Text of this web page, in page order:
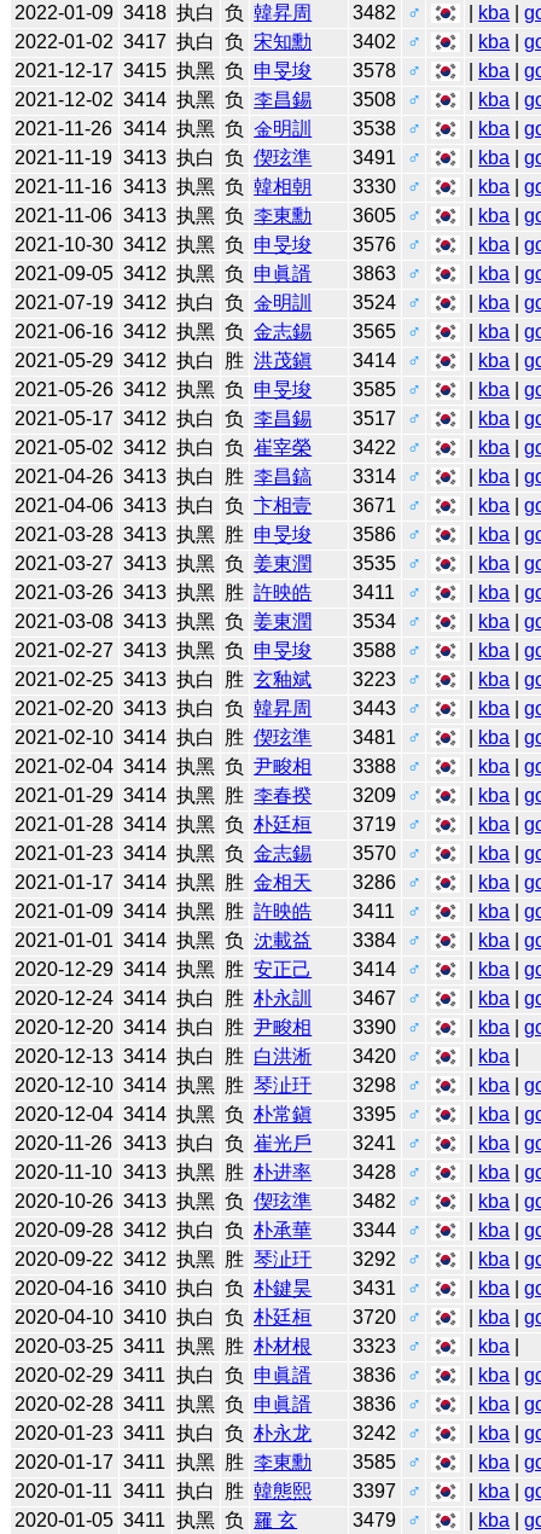
2022-01-09 3418 执白 负 韓昇周 3482 ♂ kba |
2022-01-02 3417 执白 负 宋知勳 3402 ♂ kba |
2021-12-17 3415 执黑 负 申旻埈 3578 ♂ kba |
2021-12-02 3414 执黑 负 李昌錫 3508 ♂ kba |
2021-11-26 3414 执黑 负 金明訓 3538 ♂ kba |
2021-11-19 3413 执白 负 偰玹準 3491 ♂ kba |
2021-11-16 3413 执黑 负 韓相朝 3330 ♂ kba |
2021-11-06 3413 执黑 负 李東勳 3605 ♂ kba |
2021-10-30 3412 执黑 负 申旻埈 3576 ♂ kba |
2021-09-05 3412 执黑 负 申眞諝 3863 ♂ kba |
2021-07-19 3412 执白 负 金明訓 3524 ♂ kba |
2021-06-16 3412 执黑 负 金志錫 3565 ♂ kba |
2021-05-29 3412 执白 胜 洪茂鎭 3414 ♂ kba |
2021-05-26 3412 执黑 负 申旻埈 3585 ♂ kba |
2021-05-17 3412 执白 负 李昌錫 3517 ♂ kba |
2021-05-02 3412 执白 负 崔宰榮 3422 ♂ kba |
2021-04-26 3413 执白 胜 李昌鎬 3314 ♂ kba |
2021-04-06 3413 执白 负 卞相壹 3671 ♂ kba |
2021-03-28 3413 执黑 胜 申旻埈 3586 ♂ kba |
2021-03-27 3413 执黑 负 姜東潤 3535 ♂ kba |
2021-03-26 3413 执黑 胜 許映皓 3411 ♂ kba |
2021-03-08 3413 执黑 负 姜東潤 3534 ♂ kba |
2021-02-27 3413 执黑 负 申旻埈 3588 ♂ kba |
2021-02-25 3413 执白 胜 玄釉斌 3223 ♂ kba |
2021-02-20 3413 执白 负 韓昇周 3443 ♂ kba |
2021-02-10 3414 执白 胜 偰玹準 3481 ♂ kba |
2021-02-04 3414 执黑 负 尹畯相 3388 ♂ kba |
2021-01-29 3414 执黑 胜 李春揆 3209 ♂ kba |
2021-01-28 3414 执黑 负 朴廷桓 3719 ♂ kba |
2021-01-23 3414 执黑 负 金志錫 3570 ♂ kba |
2021-01-17 3414 执黑 胜 金相天 3286 ♂ kba |
2021-01-09 3414 执黑 胜 許映皓 3411 ♂ kba |
2021-01-01 3414 执黑 负 沈載益 3384 ♂ kba |
2020-12-29 3414 执黑 胜 安正己 3414 ♂ kba |
2020-12-24 3414 执白 胜 朴永訓 3467 ♂ kba |
2020-12-20 3414 执白 胜 尹畯相 3390 ♂ kba |
2020-12-13 3414 执白 胜 白洪淅 3420 ♂ kba
2020-12-10 3414 执黑 胜 琴沚玗 3298 ♂ kba |
2020-12-04 3414 执黑 负 朴常鎭 3395 ♂ kba |
2020-11-26 3413 执白 负 崔光戶 3241 ♂ kba |
2020-11-10 3413 执黑 胜 朴进率 3428 ♂ kba |
2020-10-26 3413 执黑 负 偰玹準 3482 ♂ kba |
2020-09-28 3412 执白 负 朴承華 3344 ♂ kba |
2020-09-22 3412 执黑 胜 琴沚玗 3292 ♂ kba |
2020-04-16 3410 执白 负 朴鍵昊 3431 ♂ kba |
2020-04-10 3410 执白 负 朴廷桓 3720 ♂ kba |
2020-03-25 3411 执黑 胜 朴材根 3323 ♂ kba
2020-02-29 3411 执白 负 申眞諝 3836 ♂ kba |
2020-02-28 3411 执黑 负 申眞諝 3836 ♂ kba |
2020-01-23 3411 执白 负 朴永龙 3242 ♂ kba |
2020-01-17 3411 执黑 胜 李東勳 3585 ♂ kba |
2020-01-11 3411 执白 胜 韓態熙 3397 ♂ kba |
2020-01-05 3411 执黑 负 羅 玄 3479 ♂ kba |